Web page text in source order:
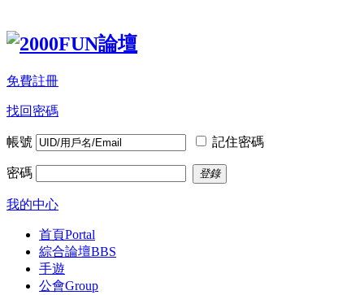
免費註冊
找回密碼
帳號 記住密碼
密碼 登錄
我的中心
首頁Portal
綜合論壇BBS
手遊
公會Group